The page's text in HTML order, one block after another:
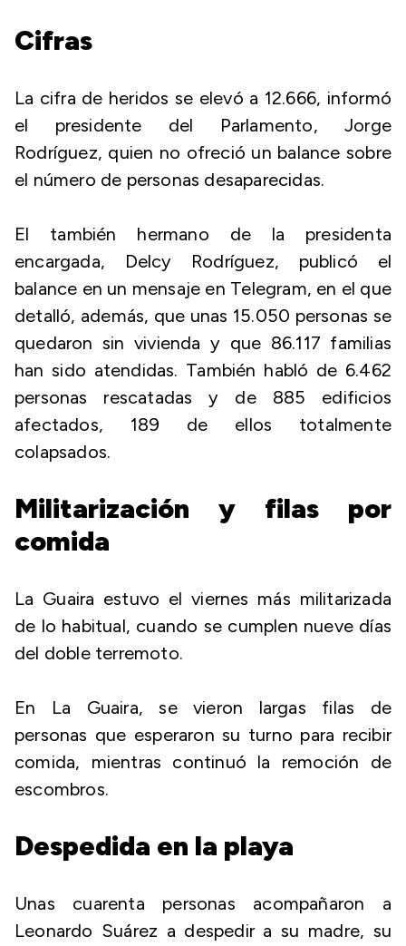
Cifras
La cifra de heridos se elevó a 12.666, informó
el presidente del Parlamento, Jorge
Rodríguez, quien no ofreció un balance sobre
el número de personas desaparecidas.
El también hermano de la presidenta
encargada, Delcy Rodríguez, publicó el
balance en un mensaje en Telegram, en el que
detalló, además, que unas 15.050 personas se
quedaron sin vivienda y que 86.117 familias
han sido atendidas. También habló de 6.462
personas rescatadas y de 885 edificios
afectados, 189 de ellos totalmente
colapsados.
Militarización y filas por
comida
La Guaira estuvo el viernes más militarizada
de lo habitual, cuando se cumplen nueve días
del doble terremoto.
En La Guaira, se vieron largas filas de
personas que esperaron su turno para recibir
comida, mientras continuó la remoción de
escombros.
Despedida en la playa
Unas cuarenta personas acompañaron a
Leonardo Suárez a despedir a su madre, su